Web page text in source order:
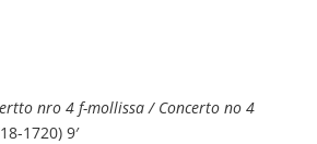
nro 4 f-mollissa / Concerto no 4
1720) 9′